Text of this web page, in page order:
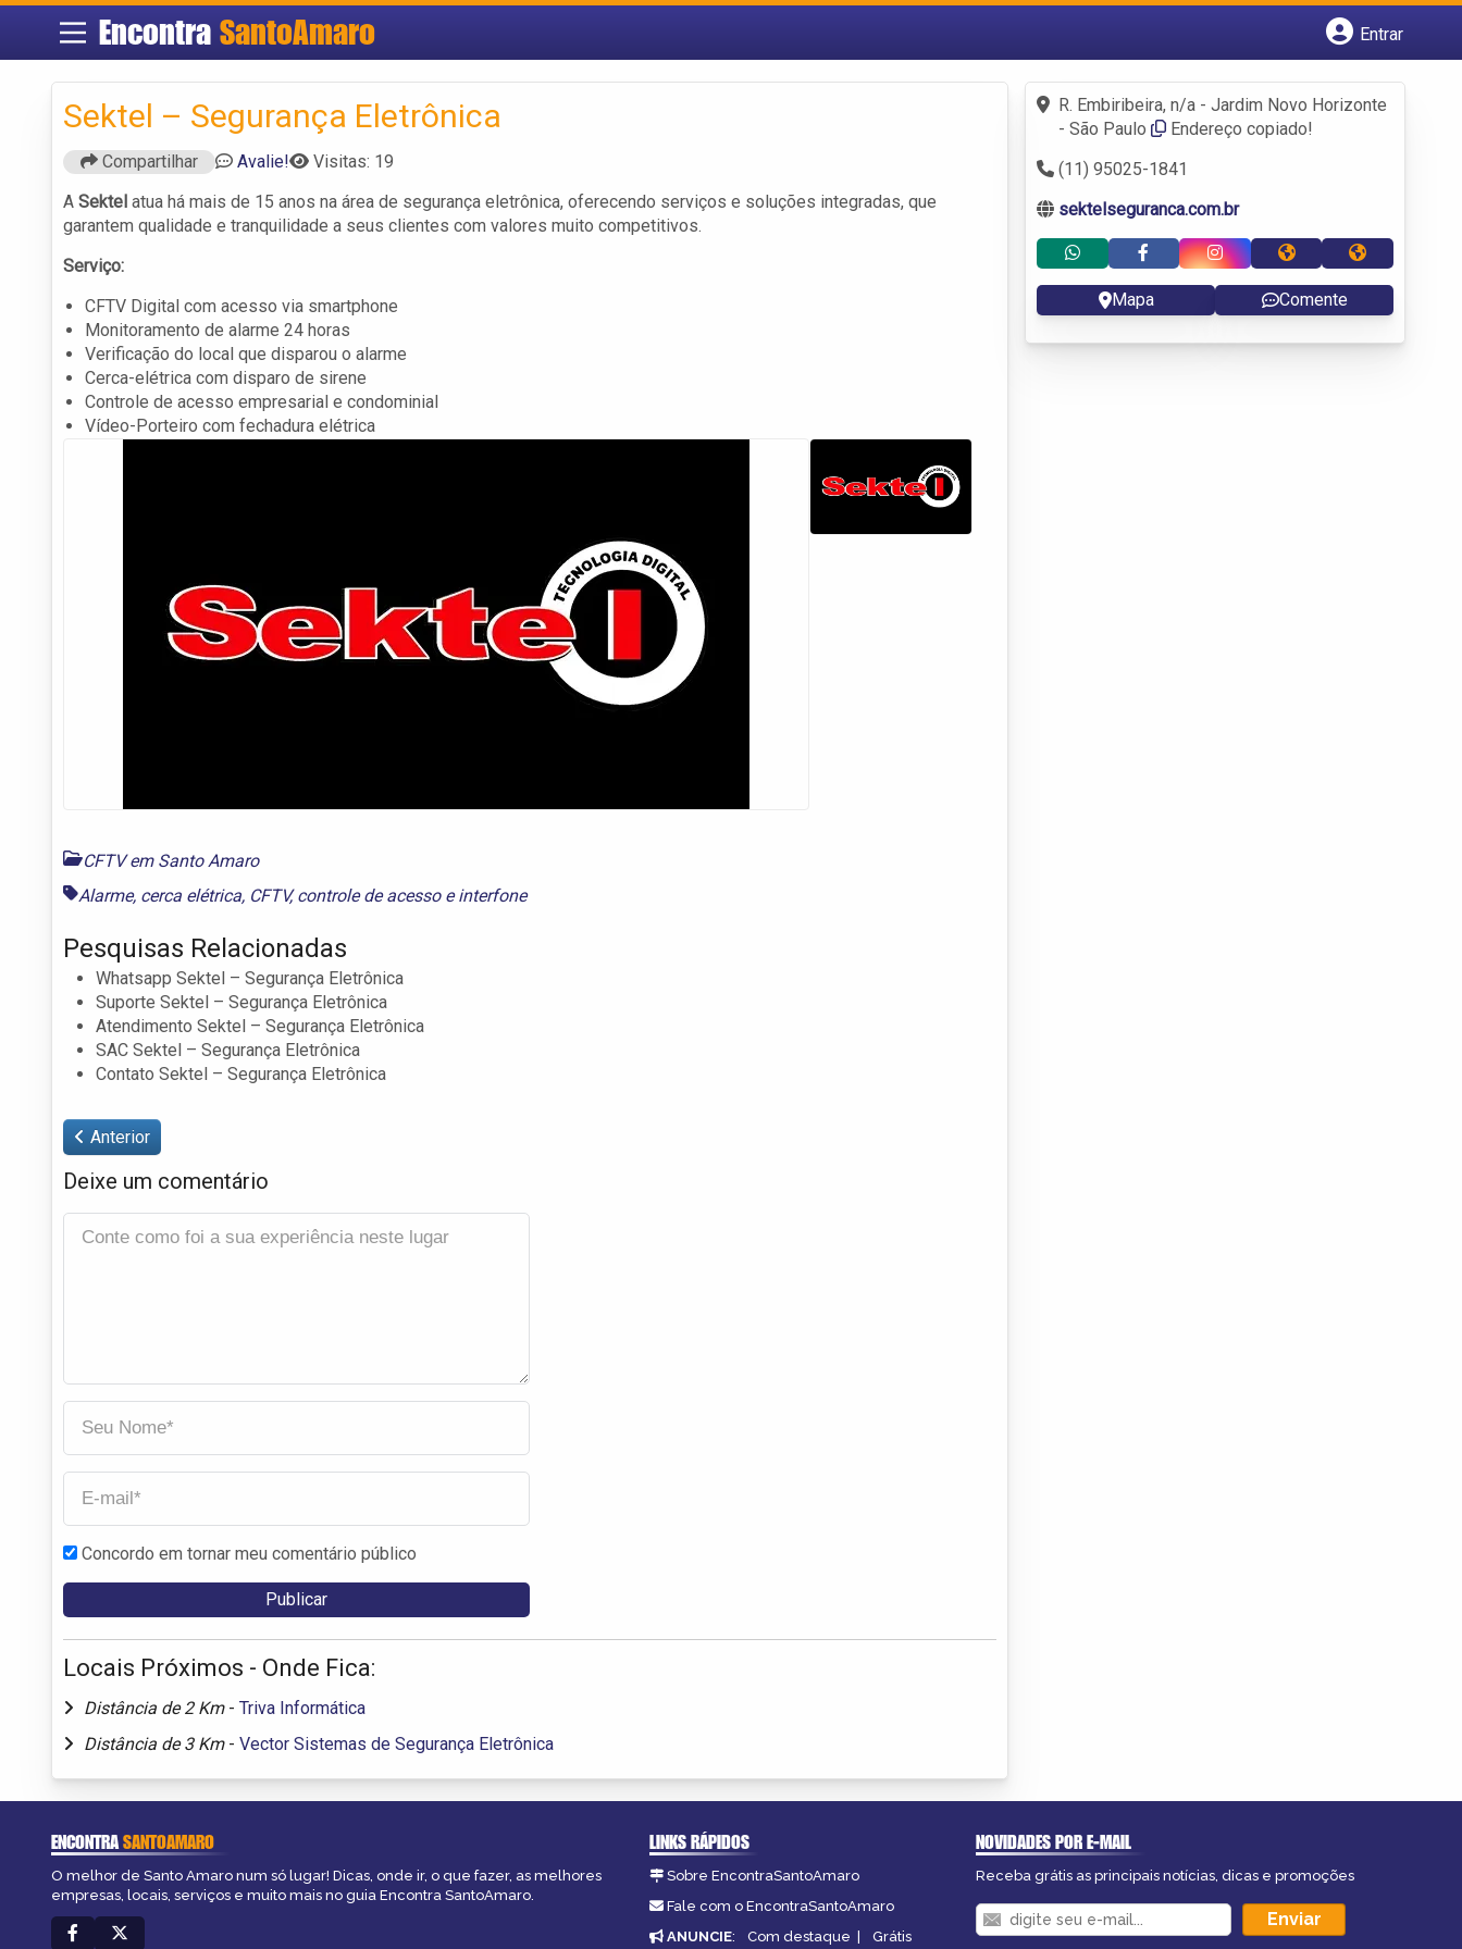
Encontra SantoAmaro
Entrar
Fazer login
Criar conta
Sektel – Segurança Eletrônica
Compartilhar Avalie!
Visitas: 19
A Sektel atua há mais de 15 anos na área de segurança eletrônica, oferecendo serviços e soluções integradas, que
garantem qualidade e tranquilidade a seus clientes com valores muito competitivos.
Serviço:
CFTV Digital com acesso via smartphone
Monitoramento de alarme 24 horas
Verificação do local que disparou o alarme
Cerca-elétrica com disparo de sirene
Controle de acesso empresarial e condominial
Vídeo-Porteiro com fechadura elétrica
CFTV em Santo Amaro
Alarme, cerca elétrica, CFTV,controle de acessoeinterfone
Pesquisas Relacionadas
Whatsapp Sektel – Segurança Eletrônica
Suporte Sektel – Segurança Eletrônica
Atendimento Sektel – Segurança Eletrônica
SAC Sektel – Segurança Eletrônica
Contato Sektel – Segurança Eletrônica
Anterior
Deixe um comentário
Concordo em tornar meu comentário público
Locais Próximos - Onde Fica:
Distância de 2 Km - Triva Informática
Distância de 3 Km - Vector Sistemas de Segurança Eletrônica
R. Embiribeira, n/a - Jardim Novo Horizonte
- São Paulo
Endereço copiado!
(11) 95025-1841
sektelseguranca.com.br
Mapa Comente
ENCONTRASANTOAMARO
O melhor de Santo Amaro num só lugar! Dicas, onde ir, o que fazer, as melhores
empresas, locais, serviços e muito mais no guia Encontra SantoAmaro.
LINKS RÁPIDOS
Sobre EncontraSantoAmaro
Fale com o EncontraSantoAmaro
ANUNCIE: Com destaque | Grátis
NOVIDADES POR E-MAIL
Receba grátis as principais notícias, dicas e promoções